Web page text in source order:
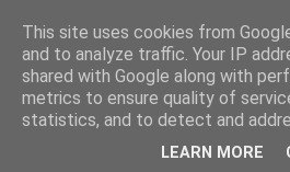
prototypia
"ΠΡΩΤΟΤΥΠΙΑ" * ΑΝΕΞΑΡΤΗΤΗ-
This site uses cookies from
and to analyze traffic. Your IP
shared with Google along with
metrics to ensure quality of
statistics, and to detect and
LEARN MORE